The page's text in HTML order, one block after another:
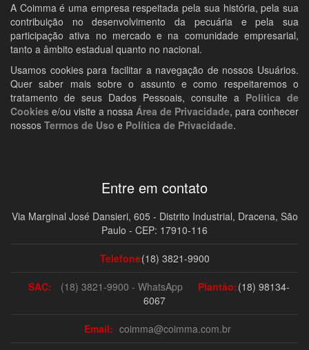
A Coimma é uma empresa respeitada pela sua história, pela sua
contribuição no desenvolvimento da pecuária e pela sua
participação ativa no mercado e na comunidade empresarial,
tanto a âmbito estadual quanto no nacional.
Usamos cookies para facilitar a navegação de nossos Usuários.
Quer saber mais sobre o assunto e como respeitaremos o
tratamento de seus Dados Pessoais, consulte a Política de
Cookies e/ou visite a nossa Área de Privacidade, para conhecer
nossos Termos de Uso e Política de Privacidade.
Entre em contato
Via Marginal José Dansieri, 605 - Distrito Industrial, Dracena, São
Paulo - CEP: 17910-116
Telefone:(18) 3821-9900
SAC: (18) 3821-9900 - WhatsApp Plantão:(18) 98134-
6067
Email: coimma@coimma.com.br